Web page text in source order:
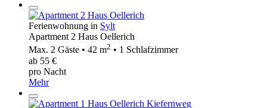
Ferienwohnung in Sylt
Apartment 2 Haus Oellerich
Max. 2 Gäste • 42 m2 • 1 Schlafzimmer
ab 55 €
pro Nacht
Mehr